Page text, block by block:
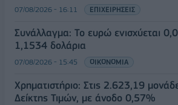
07/08/2026 - 16:11 ΕΠΙΧΕΙΡΗΣΕΙΣ
Συνάλλαγμα: Το ευρώ ενισχύεται
1,1534 δολάρια
07/08/2026 - 15:45 ΟΙΚΟΝΟΜΙΑ
Χρηματιστήριο: Στις 2.623,19
Δείκτης Τιμών, με άνοδο 0,57%